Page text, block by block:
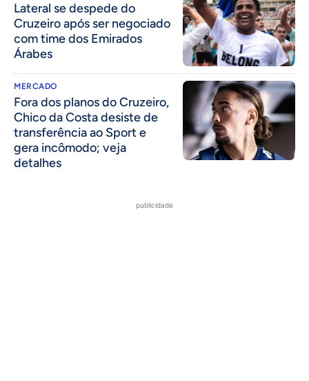
Lateral se despede do
Cruzeiro após ser negociado
com time dos Emirados
Árabes
MERCADO
Fora dos planos do Cruzeiro,
Chico da Costa desiste de
transferência ao Sport e
gera incômodo; veja
detalhes
publicidade